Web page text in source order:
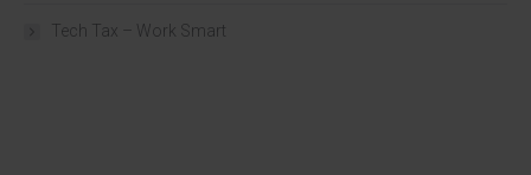
Tech Tax – Work Smart